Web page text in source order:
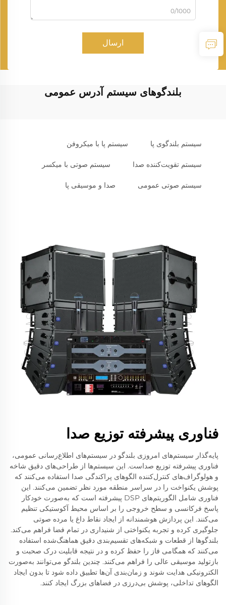
0/1000
ارسال
بلندگوهای سیستم آدرس عمومی
سیستم بلندگوی پا سیستم پا با میکروفن
سیستم تقویت‌کننده صدا سیستم صوتی با میکسر
سیستم صوتی عمومی صدا و موسیقی پا
فناوری پیشرفته توزیع صدا
پایه‌گذار سیستم‌های امروزی بلندگو در سیستم‌های اطلاع‌رسانی عمومی،
فناوری پیشرفته توزیع صداست. این سیستم‌ها از طراحی‌های دقیق شاخه
و هولوگراف‌های کنترل‌کننده الگوهای پراکندگی صدا استفاده می‌کنند که
پوشش یکنواخت را در سراسر منطقه مورد نظر تضمین می‌کنند. این
فناوری شامل الگوریتم‌های DSP پیشرفته است که به‌صورت خودکار
پاسخ فرکانسی و سطح خروجی را بر اساس محیط آکوستیکی تنظیم
می‌کنند. این پردازش هوشمندانه از ایجاد نقاط داغ یا مرده صوتی
جلوگیری کرده و تجربه یکنواختی از شنیداری در تمام فضا فراهم می‌کند.
بلندگوها از قطعات و شبکه‌های تقسیم‌بندی دقیق هماهنگ‌شده استفاده
می‌کنند که همگامی فاز را حفظ کرده و در نتیجه قابلیت درک صحبت و
بازتولید موسیقی عالی را فراهم می‌کنند. چندین بلندگو می‌توانند به‌صورت
الکترونیکی هدایت شوند و زمان‌بندی آن‌ها تطبیق داده شود تا بدون ایجاد
الگوهای تداخلی، پوشش بی‌درزی در فضاهای بزرگ ایجاد کنند.